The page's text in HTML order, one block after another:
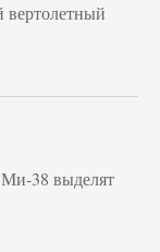
38 выделят